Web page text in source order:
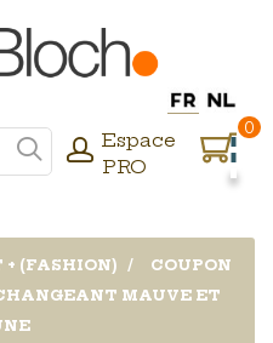
Espace
PRO
0
+ (FASHION)
COUPON
MAUVE ET